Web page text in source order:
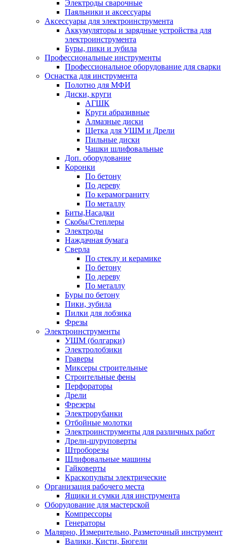
Электроды сварочные
Паяльники и аксессуары
Аксессуары для электроинструмента
Аккумуляторы и зарядные устройства для
электроинструмента
Буры, пики и зубила
Профессиональные инструменты
Профессиональное оборудование для сварки
Оснастка для инструмента
Полотно для МФИ
Диски, круги
АГШК
Круги абразивные
Алмазные диски
Щетка для УШМ и Дрели
Пильные диски
Чашки шлифовальные
Доп. оборудование
Коронки
По бетону
По дереву
По керамограниту
По металлу
Биты,Насадки
Скобы/Степлеры
Электроды
Наждачная бумага
Сверла
По стеклу и керамике
По бетону
По дереву
По металлу
Буры по бетону
Пики, зубила
Пилки для лобзика
Фрезы
Электроинструменты
УШМ (болгарки)
Электролобзики
Граверы
Миксеры строительные
Строительные фены
Перфораторы
Дрели
Фрезеры
Электрорубанки
Отбойные молотки
Электроинструменты для различных работ
Дрели-шуруповерты
Штроборезы
Шлифовальные машины
Гайковерты
Краскопульты электрические
Организация рабочего места
Ящики и сумки для инструмента
Оборудование для мастерской
Компрессоры
Генераторы
Малярно, Измерительно, Разметочный инструмент
Валики, Кисти, Бюгели